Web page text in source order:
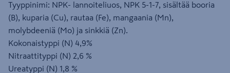
Tyyppinimi: NPK- lannoiteliuos, NPK 5-1-7, sisältää booria
(B), kuparia (Cu), rautaa (Fe), mangaania (Mn),
molybdeeniä (Mo) ja sinkkiä (Zn).
Kokonaistyppi (N) 4,9%
Nitraattityppi (N) 2,6 %
Ureatyppi (N) 1,8 %